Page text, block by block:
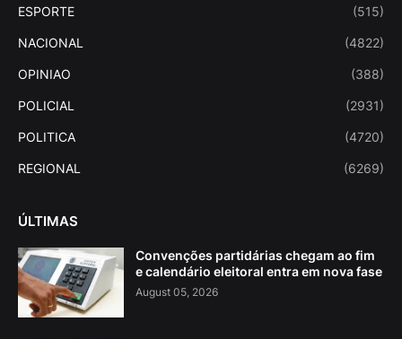
ESPORTE (515)
NACIONAL (4822)
OPINIAO (388)
POLICIAL (2931)
POLITICA (4720)
REGIONAL (6269)
ÚLTIMAS
Convenções partidárias chegam ao fim
e calendário eleitoral entra em nova fase
August 05, 2026